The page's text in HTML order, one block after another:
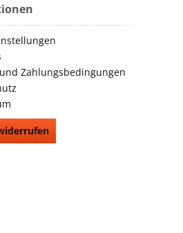
Zahlungsbedingungen